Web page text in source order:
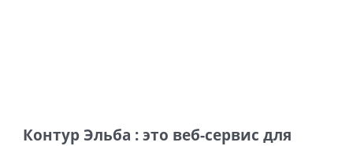
Контур Эльба : это веб-сервис для